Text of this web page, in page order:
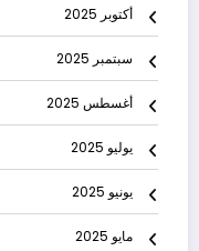
أكتوبر 2025
سبتمبر 2025
أغسطس 2025
يوليو 2025
يونيو 2025
مايو 2025